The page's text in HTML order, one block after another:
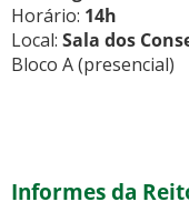
Horário: 14h
Local: Sala dos
Bloco A (presencial)
Informes da